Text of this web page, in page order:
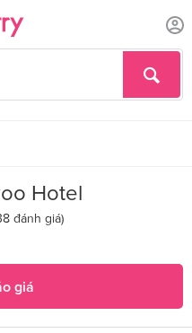
Hotel
đánh giá)
giá